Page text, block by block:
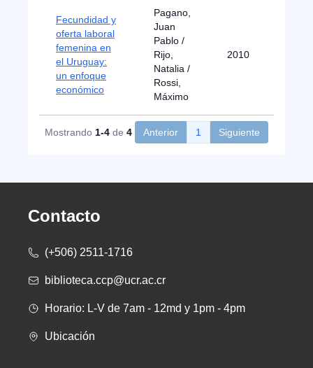
Fecundidad y
oferta laboral
femenina en
el Uruguay:
un enfoque
económico
Pagano,
Juan
Pablo /
Rijo,
Natalia /
Rossi,
Máximo
2010
Mostrando 1-4 de 4 Anterior 1 Siguiente
Contacto
(+506) 2511-1716
biblioteca.ccp@ucr.ac.cr
Horario: L-V de 7am - 12md y 1pm - 4pm
Ubicación